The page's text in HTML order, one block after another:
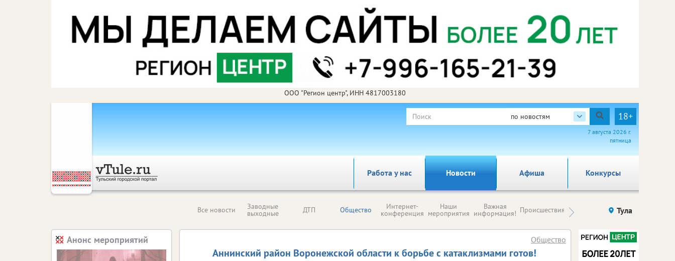
ООО "Регион центр", ИНН 4817003180
по новостям 18+
7 августа 2026 г.
пятница
Работа у нас Новости Афиша Конкурсы
Все новости Заводные
выходные ДТП Общество Интернет-
конференция
Наши
мероприятия
Важная
информация! Происшествия Здоровье компаний (на
Тула
Аннинский район Воронежской области к борьбе с катаклизмами готов!
Общество
Анонс мероприятий